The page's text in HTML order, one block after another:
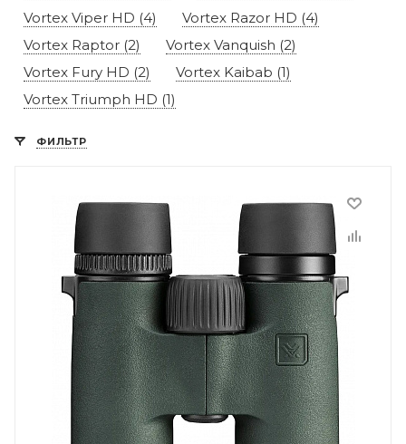
Vortex Viper HD (4)
Vortex Razor HD (4)
Vortex Raptor (2)
Vortex Vanquish (2)
Vortex Fury HD (2)
Vortex Kaibab (1)
Vortex Triumph HD (1)
ФИЛЬТР